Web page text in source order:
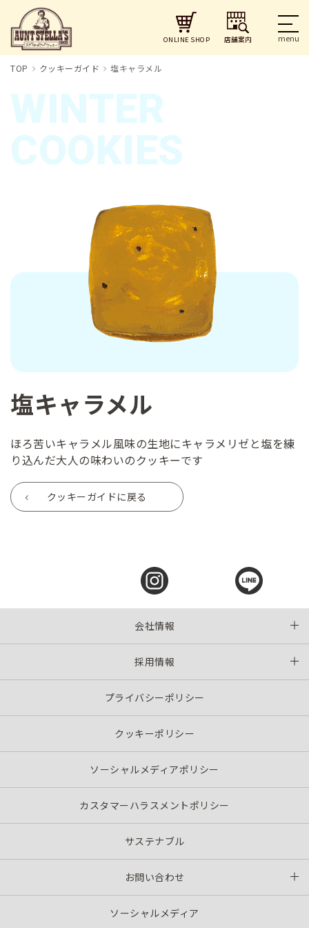
ONLINE SHOP 店舗案内
TOP クッキーガイド 塩キャラメル
WINTER
COOKIES
塩キャラメル
ほろ苦いキャラメル風味の生地にキャラメリゼと塩を練
り込んだ大人の味わいのクッキーです
クッキーガイドに戻る
会社情報
採用情報
プライバシーポリシー
クッキーポリシー
ソーシャルメディアポリシー
カスタマーハラスメントポリシー
サステナブル
お問い合わせ
ソーシャルメディア